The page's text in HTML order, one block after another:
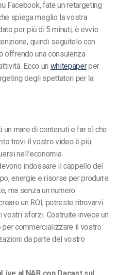
Facebook, fate un retargeting
spiega meglio la vostra
per più di 5 minuti, è ovvio
quindi seguitelo con
offrendo una consulenza
Ecco un whitepaperper
degli spettatori per la
mare di contenuti e far sì che
trovi il vostro video è più
nell’economia
indossare il cappello del
energie e risorse per produrre
ma senza un numero
un ROI, potreste ritrovarvi
vostri sforzi. Costruite invece un
per commercializzare il vostro
da parte del vostro